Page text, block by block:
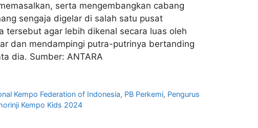
serta mengembangkan cabang
sengaja digelar di salah satu pusat
tersebut agar lebih dikenal secara luas oleh
dan mendampingi putra-putrinya bertanding
dia. Sumber: ANTARA
Kempo Federation of Indonesia, PB Perkemi, Pengurus
Kempo Kids 2024